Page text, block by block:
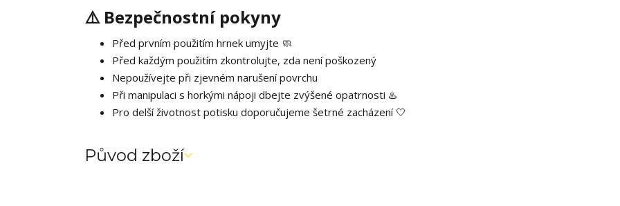
⚠️ Bezpečnostní pokyny
Před prvním použitím hrnek umyjte 🧼
Před každým použitím zkontrolujte, zda není poškozený
Nepoužívejte při zjevném narušení povrchu
Při manipulaci s horkými nápoji dbejte zvýšené opatrnosti ♨️
Pro delší životnost potisku doporučujeme šetrné zacházení 🤍
Původ zboží